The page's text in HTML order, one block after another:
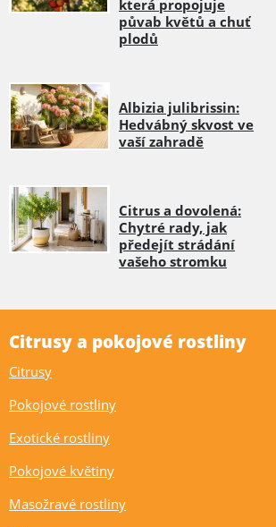
která propojuje
půvab květů a chuť
plodů
Albizia julibrissin:
Hedvábný skvost ve
vaší zahradě
Citrus a dovolená:
Chytré rady, jak
předejít strádání
vašeho stromku
Citrusy a pokojové rostliny
Citrusy
Pokojové rostliny
Exotické rostliny
Pokojové květiny
Masožravé rostliny